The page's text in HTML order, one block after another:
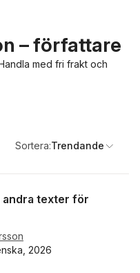
– författare
med fri frakt och
Sortera:Trendande
andra texter för
2026